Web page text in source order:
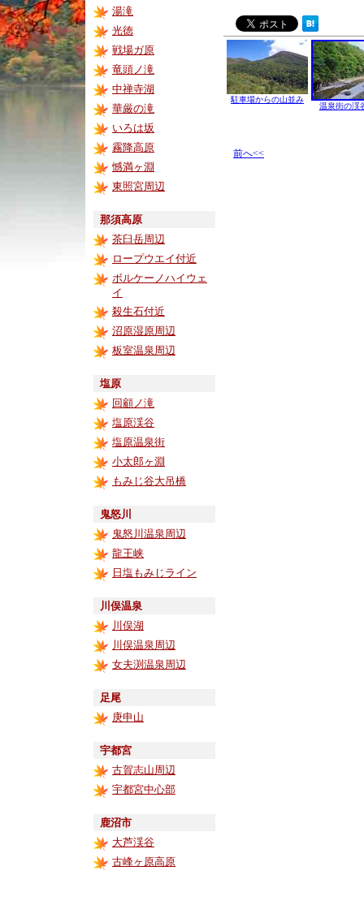
湯滝
光徳
戦場ガ原
竜頭ノ滝
中禅寺湖
華厳の滝
いろは坂
霧降高原
憾満ヶ淵
東照宮周辺
那須高原
茶臼岳周辺
ロープウエイ付近
ボルケーノハイウェ
イ
殺生石付近
沼原湿原周辺
板室温泉周辺
塩原
回顧ノ滝
塩原渓谷
塩原温泉街
小太郎ヶ淵
もみじ谷大吊橋
鬼怒川
鬼怒川温泉周辺
龍王峡
日塩もみじライン
川俣温泉
川俣湖
川俣温泉周辺
女夫渕温泉周辺
足尾
庚申山
宇都宮
古賀志山周辺
宇都宮中心部
鹿沼市
大芦渓谷
古峰ヶ原高原
駐車場からの山並み
温泉街の渓
前へ<<